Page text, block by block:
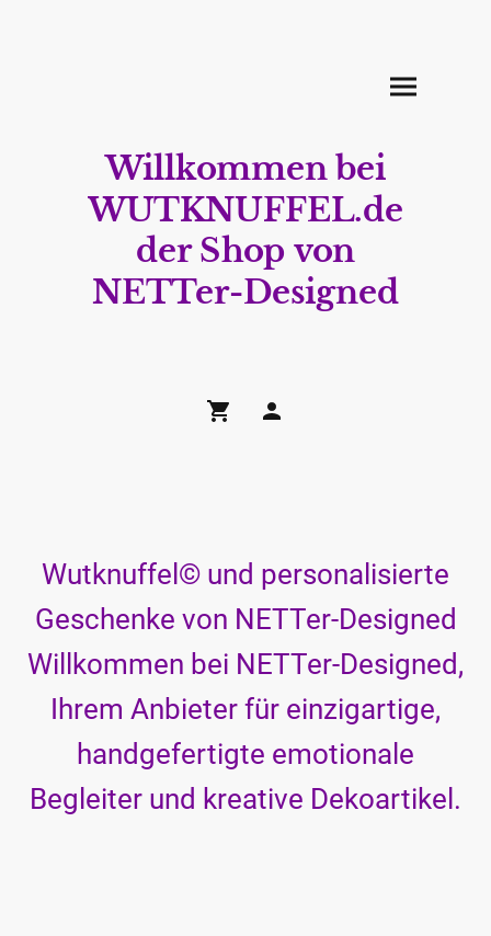
Willkommen bei
WUTKNUFFEL.de
der Shop von
NETTer-Designed
Wutknuffel © und personalisierte
Geschenke von NETTer-Designed
Willkommen bei NETTer-Designed,
Ihrem Anbieter für einzigartige,
handgefertigte emotionale
Begleiter und kreative Dekoartikel .